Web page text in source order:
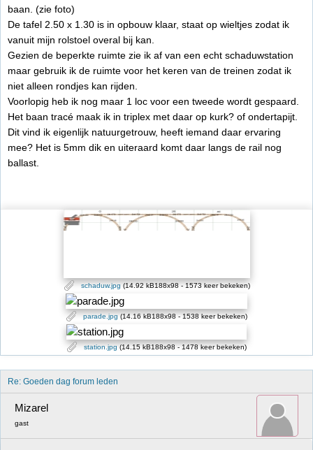
baan. (zie foto)
De tafel 2.50 x 1.30 is in opbouw klaar, staat op wieltjes zodat ik
vanuit mijn rolstoel overal bij kan.
Gezien de beperkte ruimte zie ik af van een echt schaduwstation
maar gebruik ik de ruimte voor het keren van de treinen zodat ik
niet alleen rondjes kan rijden.
Voorlopig heb ik nog maar 1 loc voor een tweede wordt gespaard.
Het baan tracé maak ik in triplex met daar op kurk? of ondertapijt.
Dit vind ik eigenlijk natuurgetrouw, heeft iemand daar ervaring
mee? Het is 5mm dik en uiteraard komt daar langs de rail nog
ballast.
schaduw.jpg (14.92 kB188x98 - 1573 keer bekeken)
parade.jpg(14.16 kB188x98 - 1538 keer bekeken)
station.jpg(14.15 kB188x98 - 1478 keer bekeken)
Re: Goeden dag forum leden
Mizarel
gast